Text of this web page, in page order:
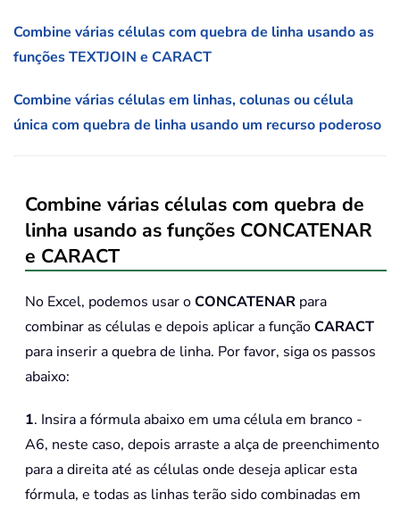
Combine várias células com quebra de linha usando as
funções TEXTJOIN e CARACT
Combine várias células em linhas, colunas ou célula
única com quebra de linha usando um recurso poderoso
Combine várias células com quebra de
linha usando as funções CONCATENAR
e CARACT
No Excel, podemos usar oCONCATENAR para
combinar as células e depois aplicar a funçãoCARACT
para inserir a quebra de linha. Por favor, siga os passos
abaixo:
1. Insira a fórmula abaixo em uma célula em branco -
A6, neste caso, depois arraste a alça de preenchimento
para a direita até as células onde deseja aplicar esta
fórmula, e todas as linhas terão sido combinadas em